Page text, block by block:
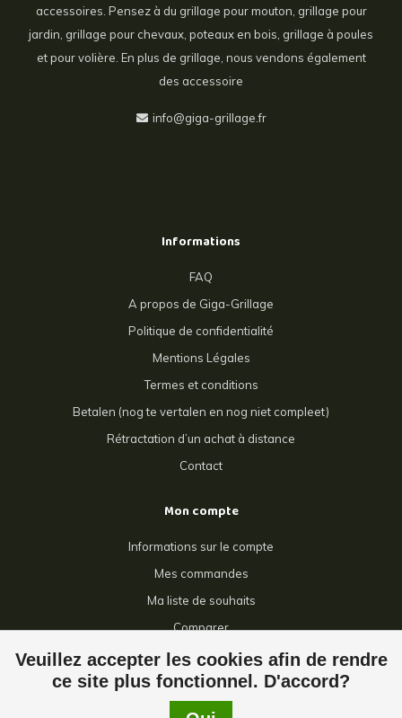
Veuillez accepter les cookies afin de rendre
ce site plus fonctionnel. D'accord?
accessoires. Pensez à du grillage pour mouton, grillage pour
jardin, grillage pour chevaux, poteaux en bois, grillage à poules
et pour volière. En plus de grillage, nous vendons également
des accessoire
info@giga-grillage.fr
Informations
FAQ
A propos de Giga-Grillage
Politique de confidentialité
Mentions Légales
Termes et conditions
Betalen (nog te vertalen en nog niet compleet)
Rétractation d’un achat à distance
Contact
Mon compte
Informations sur le compte
Mes commandes
Ma liste de souhaits
Comparer
Tous les produits